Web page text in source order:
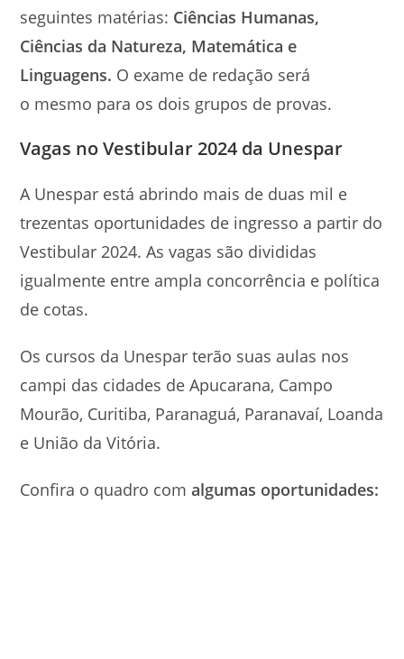
seguintes matérias: Ciências Humanas,
Ciências da Natureza, Matemática e
Linguagens. O exame de redação será
o mesmo para os dois grupos de provas.
Vagas no Vestibular 2024 da Unespar
A Unespar está abrindo mais de duas mil e
trezentas oportunidades de ingresso a partir do
Vestibular 2024. As vagas são divididas
igualmente entre ampla concorrência e política
de cotas.
Os cursos da Unespar terão suas aulas nos
campi das cidades de Apucarana, Campo
Mourão, Curitiba, Paranaguá, Paranavaí, Loanda
e União da Vitória.
Confira o quadro comalgumas oportunidades: